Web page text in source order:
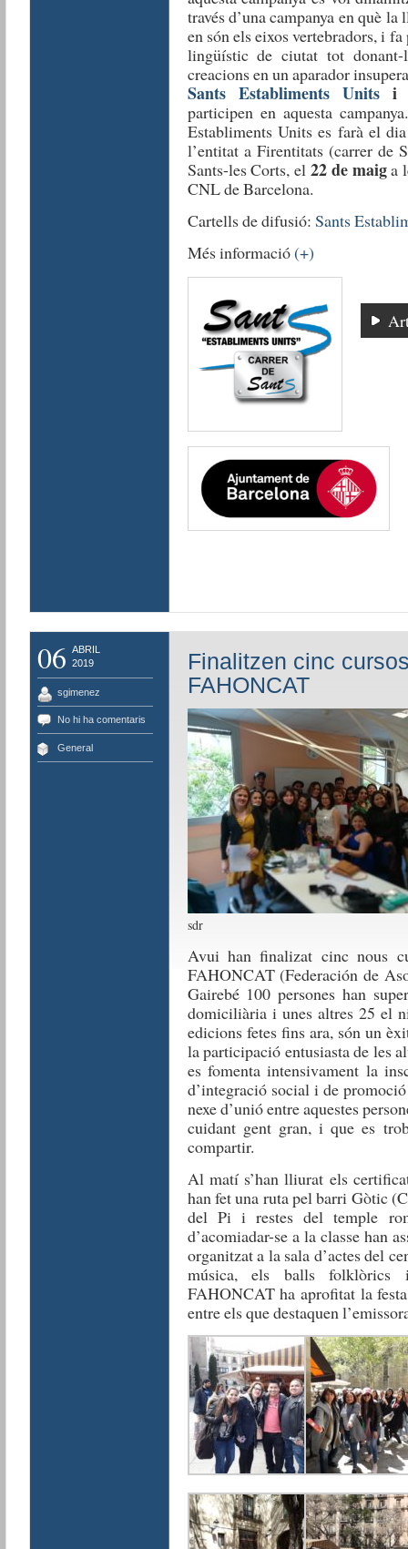
través d’una campanya en què
en són els eixos vertebradors, i
lingüístic de ciutat tot donant-
creacions en un aparador
Sants Establiments Units i
participen en aquesta
Establiments Units es farà el
l’entitat a Firentitats (carrer de
Sants-les Corts, el 22 de maiga
CNL de Barcelona.
Cartells de difusió: Sants
Més informació(+)
06 ABRIL
2019
sgimenez
No hi ha comentaris
General
Finalitzen cinc
FAHONCAT
sdr
Avui han finalizat cinc nous
FAHONCAT (Federación de
Gairebé 100 persones han
domiciliària i unes altres 25 el
edicions fetes fins ara, són un
la participació entusiasta de les
es fomenta intensivament la
d’integració social i de
nexe d’unió entre aquestes
cuidant gent gran, i que es
compartir.
Al matí s’han lliurat els
han fet una ruta pel barri Gòtic
del Pi i restes del temple
d’acomiadar-se a la classe han
organitzat a la sala d’actes del
música, els balls folklòrics
FAHONCAT ha aprofitat la
entre els que destaquen